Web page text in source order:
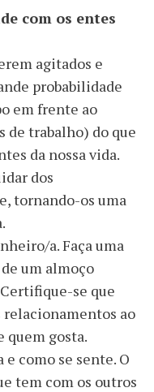
com os entes
agitados e
probabilidade
em frente ao
de trabalho) do que
da nossa vida.
dos
tornando-os uma
a. Faça uma
um almoço
se que
relacionamentos ao
quem gosta.
como se sente. O
tem com os outros